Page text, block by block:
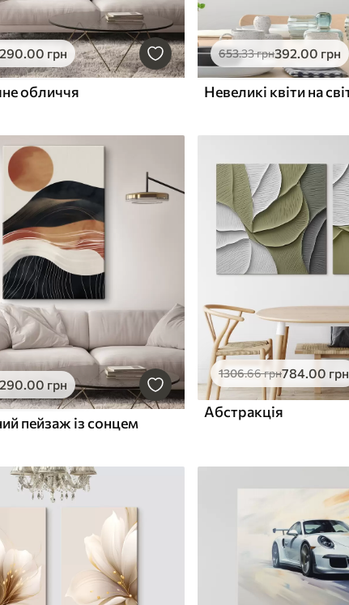
290.00 грн
обличчя
653.33грн392.00 грн
290 .00 грн
пейзаж із сонцем
1306.66грн784.00 грн
Абстракція